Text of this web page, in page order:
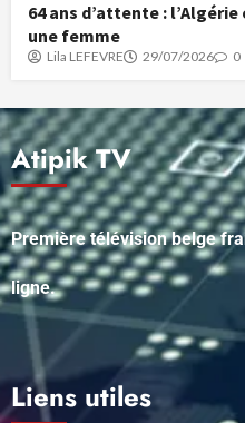
64 ans d’attente :
une femme
Lila LEFEVRE 29/07/2026 0
Atipik TV
Première télévision belge
ligne.
Liens utiles